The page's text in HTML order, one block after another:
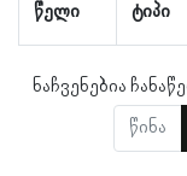
წელი ტიპი
ნაჩვენებია
წინა